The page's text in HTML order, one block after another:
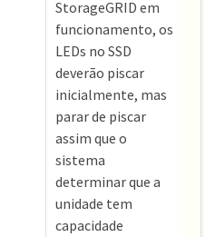
StorageGRID em
funcionamento, os
LEDs no SSD
deverão piscar
inicialmente, mas
parar de piscar
assim que o
sistema
determinar que a
unidade tem
capacidade